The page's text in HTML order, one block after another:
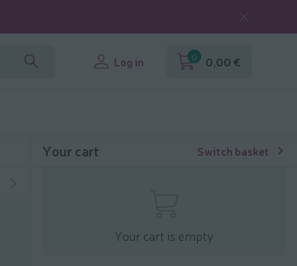
Log in 0 0,00 €
Your cart Switch basket
Your cart is empty